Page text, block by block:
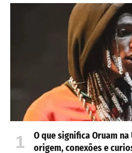
O que significa Oruam
origem, conexões e